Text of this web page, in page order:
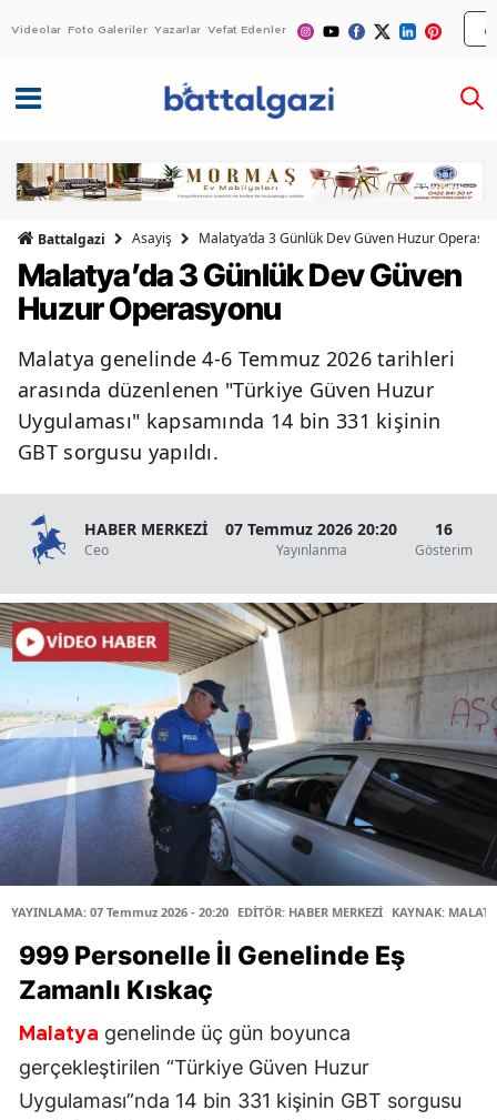
Videolar Foto Galeriler Yazarlar Vefat Edenler
Battalgazi Asayiş Malatya’da 3 Günlük Dev Güven Huzur
Malatya’da 3 Günlük Dev Güven
Huzur Operasyonu
Malatya genelinde 4-6 Temmuz 2026 tarihleri
arasında düzenlenen "Türkiye Güven Huzur
Uygulaması" kapsamında 14 bin 331 kişinin
GBT sorgusu yapıldı.
HABER MERKEZİ
Ceo
07 Temmuz 2026 20:20
Yayınlanma
16
Gösterim
YAYINLAMA: 07 Temmuz 2026 - 20:20 EDİTÖR: HABER MERKEZİ KAYNAK:
999 Personelle İl Genelinde Eş
Zamanlı Kıskaç
Malatya genelinde üç gün boyunca
gerçekleştirilen “Türkiye Güven Huzur
Uygulaması”nda 14 bin 331 kişinin GBT sorgusu